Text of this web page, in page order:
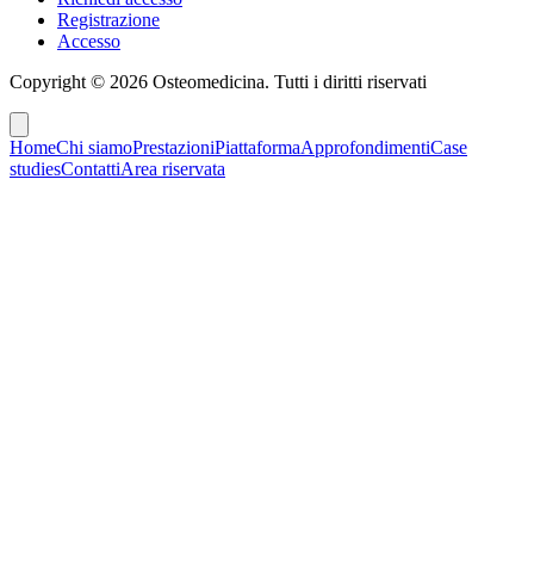
Registrazione
Accesso
Copyright © 2026 Osteomedicina. Tutti i diritti riservati
HomeChi siamoPrestazioniPiattaformaApprofondimentiCase
studiesContattiArea riservata